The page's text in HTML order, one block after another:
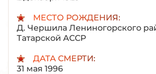
МЕСТО РОЖДЕНИЯ:
Д. Чершила Лениногорского
Татарской АССР
ДАТА СМЕРТИ:
31 мая 1996